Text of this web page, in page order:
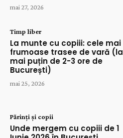
mai 27, 2026
Timp liber
La munte cu copiii: cele mai
frumoase trasee de vară (la
mai puțin de 2-3 ore de
București)
mai 25, 2026
Părinți și copii
Unde mergem cu copiii de 1